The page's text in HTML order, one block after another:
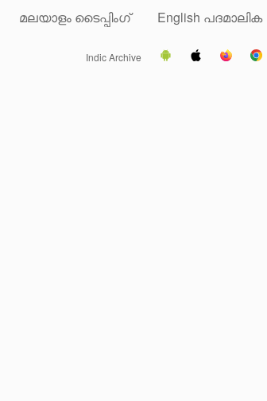
മലയാളം ടൈപ്പിംഗ് English പദമാലിക
Indic Archive